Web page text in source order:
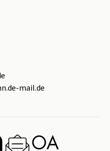
mail.de